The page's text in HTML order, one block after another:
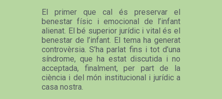
El primer que cal és preservar el
benestar físic i emocional de l’infant
alienat. El bé superior jurídic i vital és el
benestar de l’infant. El tema ha generat
controvèrsia. S’ha parlat fins i tot d’una
síndrome, que ha estat discutida i no
acceptada, finalment, per part de la
ciència i del món institucional i jurídic a
casa nostra.